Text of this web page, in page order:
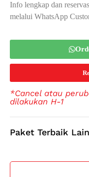
Info lengkap dan
melalui WhatsApp
*Cancel atau
dilakukan H-1
Paket Terbaik